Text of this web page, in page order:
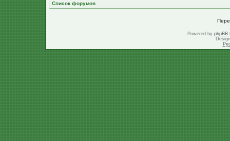
Список форумов
Powered by phpBB